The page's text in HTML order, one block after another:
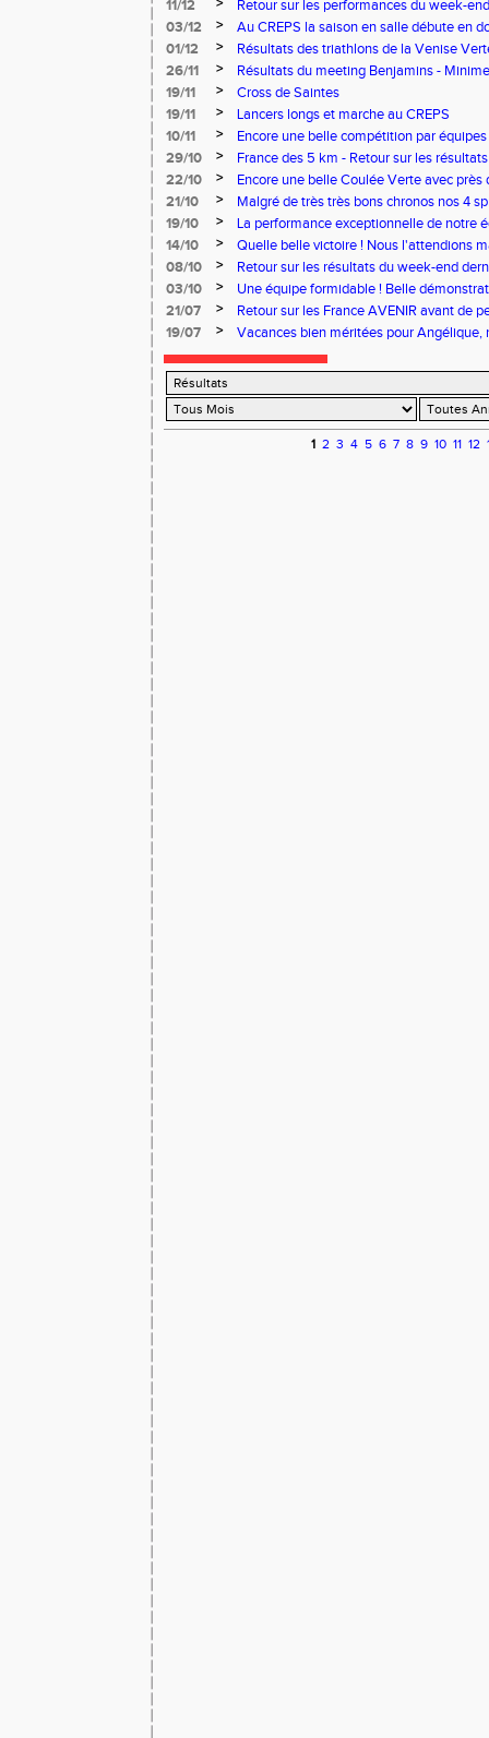
11/12
Retour sur les performances du week-
03/12
>
Au CREPS la saison en salle débute en
Masters
01/12 >
Résultats des triathlons de la Venise
26/11
>
Résultats du meeting Benjamins -
dernier
19/11 >
Cross de Saintes
19/11
>
Lancers longs et marche au CREPS
10/11
>
Encore une belle compétition par équipes
29/10
>
France des 5 km - Retour sur les
22/10
>
Encore une belle Coulée Verte avec
rues de Niort !
21/10 >
Malgré de très très bons chronos nos 4
la médaille en chocolat
19/10 >
La performance exceptionnelle de notre
éclipser totalement les résultats de nos
14/10 >
Quelle belle victoire ! Nous l'attendions
d'avance.
08/10 >
Retour sur les résultats du week-end
03/10
>
Une équipe formidable ! Belle
pour les équipes qualifiées
21/07 >
Retour sur les France AVENIR avant de
19/07
>
Vacances bien méritées pour Angélique,
1 2 3 4 5 6 7 8 9 10 11 12